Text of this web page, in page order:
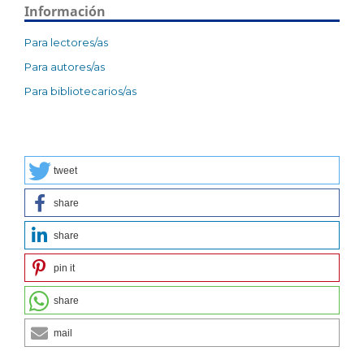
Información
Para lectores/as
Para autores/as
Para bibliotecarios/as
tweet
share
share
pin it
share
mail